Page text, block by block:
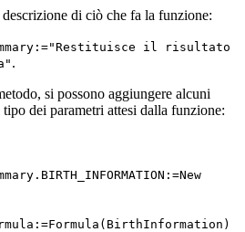
di ciò che fa la funzione:
:="Restituisce il risultato
.
si possono aggiungere alcuni
dei parametri attesi dalla funzione:
. BIRTH_INFORMATION :=New
:=Formula ( BirthInformation )